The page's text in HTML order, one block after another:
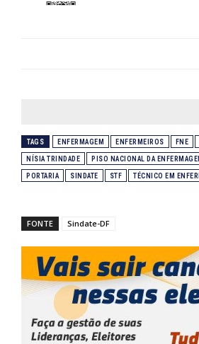
TAGS ENFERMAGEM ENFERMEIROS FNE
NÍSIA TRINDADE PISO NACIONAL DA
PORTARIA SINDATE STF TÉCNICO EM
FONTE Sindate-DF